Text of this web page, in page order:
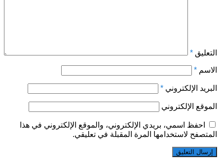
التعليق *
الاسم *
البريد الإلكتروني *
الموقع الإلكتروني
احفظ اسمي، بريدي الإلكتروني، والموقع الإلكتروني في هذا
المتصفح لاستخدامها المرة المقبلة في تعليقي.